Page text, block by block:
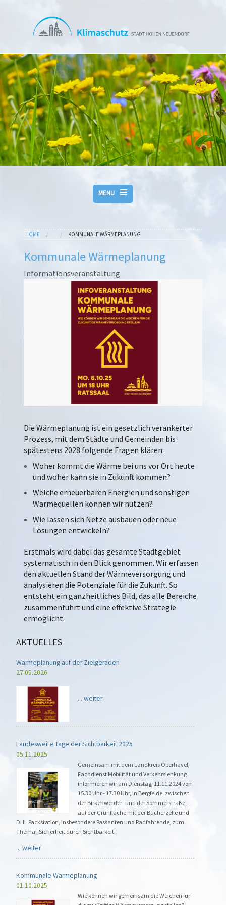
MENU
KONSUM
You are here
HOME KOMMUNALE WÄRMEPLANUNG
Kommunale Wärmeplanung
Informationsveranstaltung
Die Wärmeplanung ist ein gesetzlich verankerter
Prozess, mit dem Städte und Gemeinden bis
spätestens 2028 folgende Fragen klären:
Woher kommt die Wärme bei uns vor Ort heute
und woher kann sie in Zukunft kommen?
Welche erneuerbaren Energien und sonstigen
Wärmequellen können wir nutzen?
Wie lassen sich Netze ausbauen oder neue
Lösungen entwickeln?
Erstmals wird dabei das gesamte Stadtgebiet
systematisch in den Blick genommen. Wir erfassen
den aktuellen Stand der Wärmeversorgung und
analysieren die Potenziale für die Zukunft. So
entsteht ein ganzheitliches Bild, das alle Bereiche
zusammenführt und eine effektive Strategie
ermöglicht.
AKTUELLES
Wärmeplanung auf der Zielgeraden
27.05.2026
... weiter
Landesweite Tage der Sichtbarkeit 2025
05.11.2025
Gemeinsam mit dem Landkreis Oberhavel,
Fachdienst Mobilität und Verkehrslenkung
informieren wir am Dienstag, 11.11.2024 von
15.30 Uhr - 17.30 Uhr, in Bergfelde, zwischen
der Birkenwerder- und der Sommerstraße,
auf der Grünfläche mit der Bücherzelle und
DHL Packstation, insbesondere Passanten und Radfahrende, zum
Thema „Sicherheit durch Sichtbarkeit“.
... weiter
Kommunale Wärmeplanung
01.10.2025
Wie können wir gemeinsam die Weichen für